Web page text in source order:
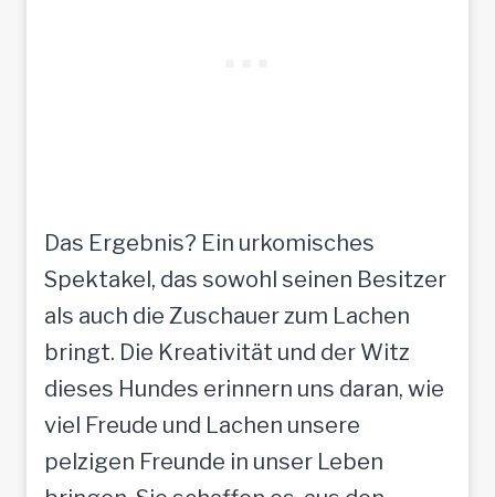
Das Ergebnis? Ein urkomisches
Spektakel, das sowohl seinen Besitzer
als auch die Zuschauer zum Lachen
bringt. Die Kreativität und der Witz
dieses Hundes erinnern uns daran, wie
viel Freude und Lachen unsere
pelzigen Freunde in unser Leben